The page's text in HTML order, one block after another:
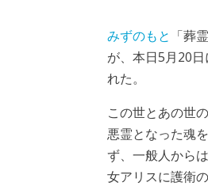
みずのもと 「葬
が、本日5月20
れた。
この世とあの世
悪霊となった魂
ず、一般人から
女アリスに護衛